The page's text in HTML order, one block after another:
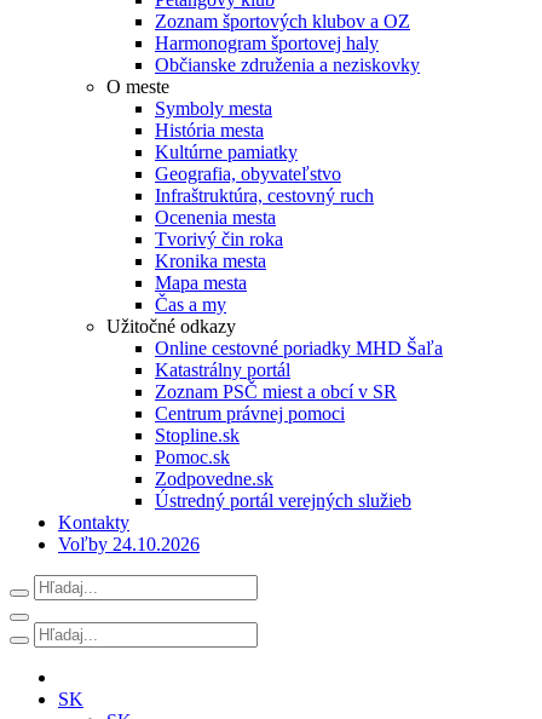
Zoznam športových klubov a OZ
Harmonogram športovej haly
Občianske združenia a neziskovky
O meste
Symboly mesta
História mesta
Kultúrne pamiatky
Geografia, obyvateľstvo
Infraštruktúra, cestovný ruch
Ocenenia mesta
Tvorivý čin roka
Kronika mesta
Mapa mesta
Čas a my
Užitočné odkazy
Online cestovné poriadky MHD Šaľa
Katastrálny portál
Zoznam PSČ miest a obcí v SR
Centrum právnej pomoci
Stopline.sk
Pomoc.sk
Zodpovedne.sk
Ústredný portál verejných služieb
Kontakty
Voľby 24.10.2026
SK